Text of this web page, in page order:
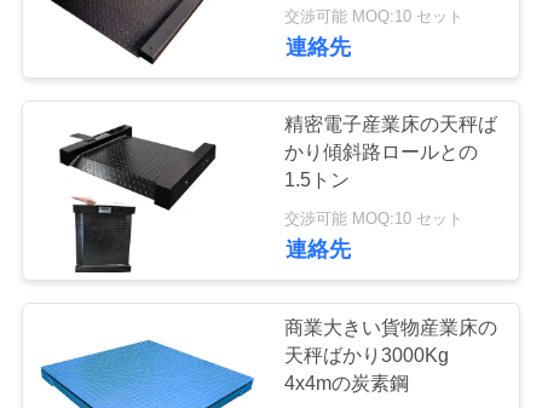
理
産業床の天秤ばかり
ベンチの重量計
したドライブ15000の
交渉可能 MOQ:10 セット
連絡先
精密電子産業床の天秤ば
かり傾斜路ロールとの
1.5トン
交渉可能 MOQ:10 セット
連絡先
商業大きい貨物産業床の
天秤ばかり3000Kg
4x4mの炭素鋼